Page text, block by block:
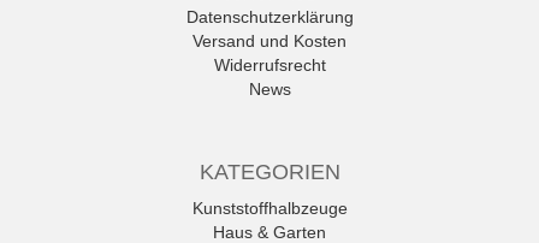
Datenschutzerklärung
Versand und Kosten
Widerrufsrecht
News
KATEGORIEN
Kunststoffhalbzeuge
Haus & Garten